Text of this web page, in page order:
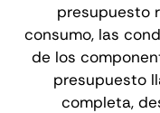
presupuesto
consumo, las
de los
presupuesto
completa,